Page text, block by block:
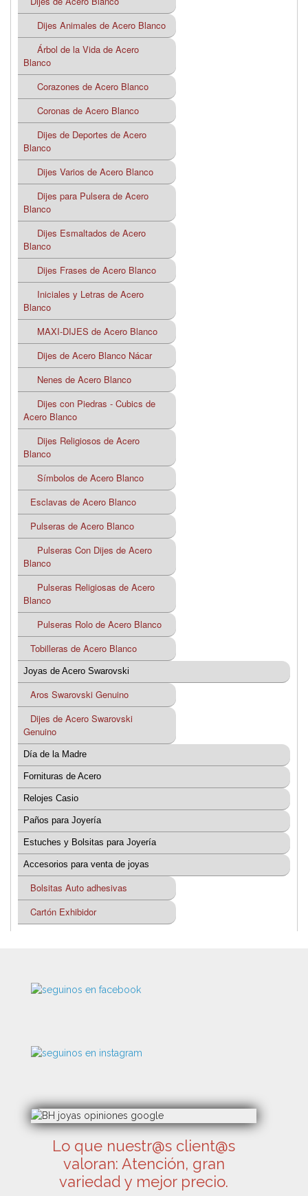
Dijes Animales de Acero Blanco
Árbol de la Vida de Acero
Blanco
Corazones de Acero Blanco
Coronas de Acero Blanco
Dijes de Deportes de Acero
Blanco
Dijes Varios de Acero Blanco
Dijes para Pulsera de Acero
Blanco
Dijes Esmaltados de Acero
Blanco
Dijes Frases de Acero Blanco
Iniciales y Letras de Acero
Blanco
MAXI-DIJES de Acero Blanco
Dijes de Acero Blanco Nácar
Nenes de Acero Blanco
Dijes con Piedras - Cubics de
Acero Blanco
Dijes Religiosos de Acero
Blanco
Símbolos de Acero Blanco
Esclavas de Acero Blanco
Pulseras de Acero Blanco
Pulseras Con Dijes de Acero
Blanco
Pulseras Religiosas de Acero
Blanco
Pulseras Rolo de Acero Blanco
Tobilleras de Acero Blanco
Joyas de Acero Swarovski
Aros Swarovski Genuino
Dijes de Acero Swarovski
Genuino
Día de la Madre
Fornituras de Acero
Relojes Casio
Paños para Joyería
Estuches y Bolsitas para Joyería
Accesorios para venta de joyas
Bolsitas Auto adhesivas
Cartón Exhibidor
Lo que nuestr@s client@s
valoran: Atención, gran
variedad y mejor precio.